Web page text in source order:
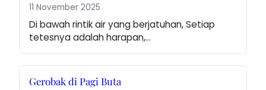
11 November 2025
Di bawah rintik air yang berjatuhan, Setiap
tetesnya adalah harapan,…
Gerobak di Pagi Buta